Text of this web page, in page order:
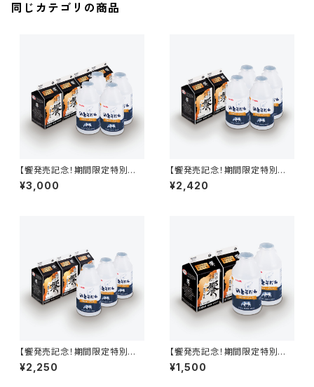
同じカテゴリの商品
【饗発売記念！期間限定特別価
格！】饗500ml 4本＋のとそだ
ちのむヨーグルト500ml 4本
¥3,000
【饗発売記念！期間限定特別価
格！】饗500ml 2本＋のとそだ
ちのむヨーグルト500ml 4本
¥2,420
【饗発売記念！期間限定特別価
格！】饗500ml 3本＋のとそだ
ちのむヨーグルト500ml 3本
¥2,250
【饗発売記念！期間限定特別価
格！】饗2本＋のとそだちのむヨ
ーグルト500ml2本
¥1,500